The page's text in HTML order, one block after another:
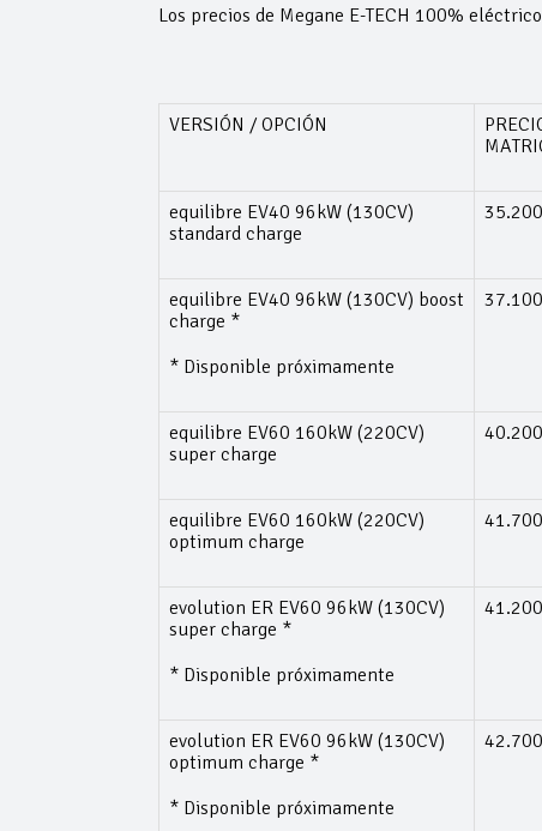
Los precios de Megane E-TECH 100%
VERSIÓN / OPCIÓN
equilibre EV40 96kW (130CV)
standard charge
equilibre EV40 96kW (130CV) boost
charge *
* Disponible próximamente
equilibre EV60 160kW (220CV)
super charge
equilibre EV60 160kW (220CV)
optimum charge
evolution ER EV60 96kW (130CV)
super charge *
* Disponible próximamente
evolution ER EV60 96kW (130CV)
optimum charge *
* Disponible próximamente